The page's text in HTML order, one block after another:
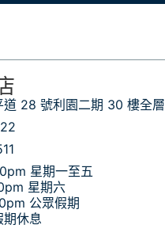
道 28 號利園二期 30 樓全層
星期一至五
星期六
公眾假期
期休息